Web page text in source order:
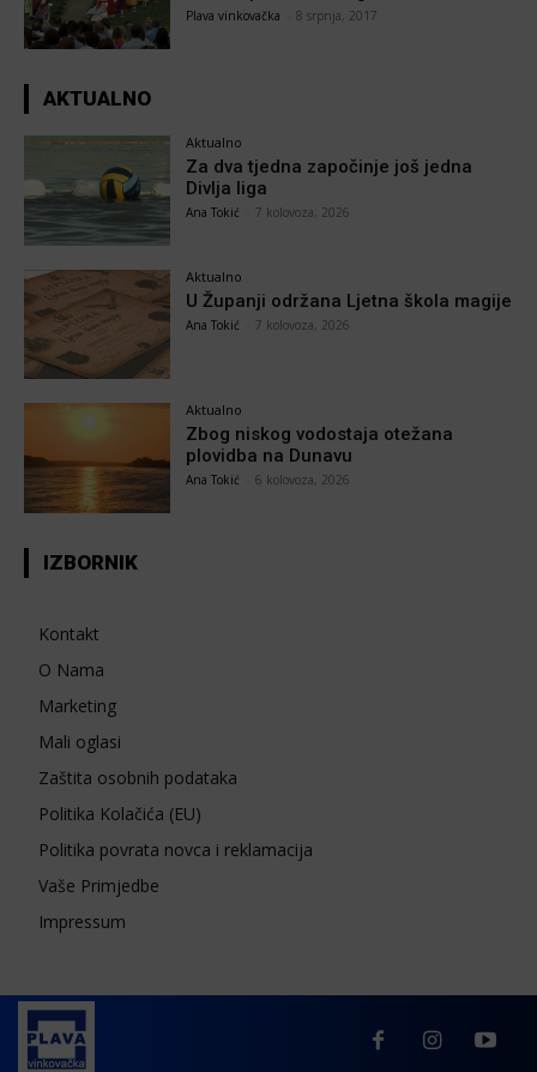
Plava vinkovačka 8 srpnja, 2017
AKTUALNO
Aktualno
Za dva tjedna započinje još jedna
Divlja liga
Ana Tokić 7 kolovoza, 2026
Aktualno
U Županji održana Ljetna škola magije
Ana Tokić 7 kolovoza, 2026
Aktualno
Zbog niskog vodostaja otežana
plovidba na Dunavu
Ana Tokić 6 kolovoza, 2026
IZBORNIK
Kontakt
O Nama
Marketing
Mali oglasi
Zaštita osobnih podataka
Politika Kolačića (EU)
Politika povrata novca i reklamacija
Vaše Primjedbe
Impressum